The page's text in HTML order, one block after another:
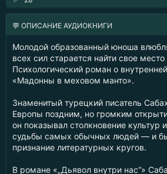
💬 ОПИСАНИЕ АУДИОКНИГИ
Молодой образованный юноша
всех сил старается найти свое
Психологический роман о
«Мадонны в меховом манто».
Знаменитый турецкий писатель
Европы поздним, но громким
он показывал столкновение культур
судьбы самых обычных людей — и
признание литературных кругов.
В романе «„Дьявол внутри нас“»